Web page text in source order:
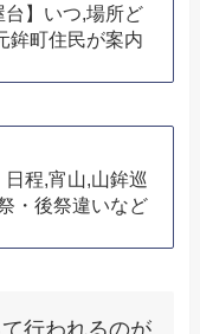
台】いつ,場所ど
鉾町住民が案内
日程,宵山,山鉾巡
・後祭違いなど
行われるのが